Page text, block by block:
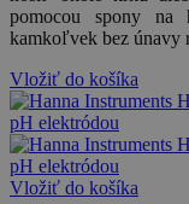
pomocou spony
kamkoľvek bez únavy
Vložiť do košíka
Vložiť do košíka